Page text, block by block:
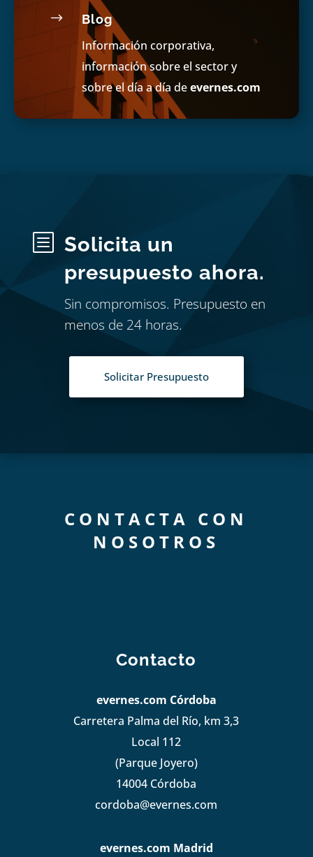
$ Blog
Información corporativa,
información sobre el sector y
sobre el día a día deevernes.com
b
Solicita un
presupuesto ahora.
Sin compromisos. Presupuesto en
menos de 24 horas.
Solicitar Presupuesto
CONTACTA CON
NOSOTROS
Contacto
evernes.com Córdoba
Carretera Palma del Río, km 3,3
Local 112
(Parque Joyero)
14004 Córdoba
cordoba@evernes.com
evernes.com Madrid